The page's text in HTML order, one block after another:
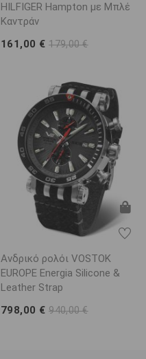
HILFIGER Hampton με Μπλέ
Καντράν
161,00 €179,00 €
Ανδρικό ρολόι VOSTOK
EUROPE Energia Silicone &
Leather Strap
798,00 €940,00 €